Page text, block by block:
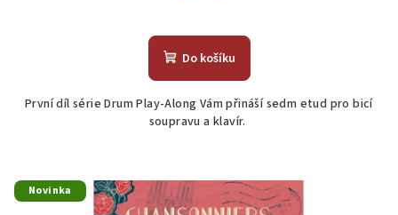
Do košíku
První díl série Drum Play-Along Vám přináší sedm etud pro bicí
soupravu a klavír.
Novinka